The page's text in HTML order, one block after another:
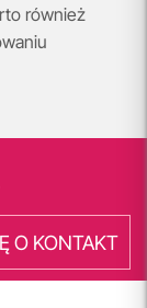
również
O KONTAKT